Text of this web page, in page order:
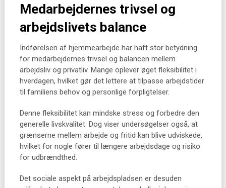
Medarbejdernes trivsel og
arbejdslivets balance
Indførelsen af hjemmearbejde har haft stor betydning
for medarbejdernes trivsel og balancen mellem
arbejdsliv og privatliv. Mange oplever øget fleksibilitet i
hverdagen, hvilket gør det lettere at tilpasse arbejdstider
til familiens behov og personlige forpligtelser.
Denne fleksibilitet kan mindske stress og forbedre den
generelle livskvalitet. Dog viser undersøgelser også, at
grænserne mellem arbejde og fritid kan blive udviskede,
hvilket for nogle fører til længere arbejdsdage og risiko
for udbrændthed.
Det sociale aspekt på arbejdspladsen er desuden